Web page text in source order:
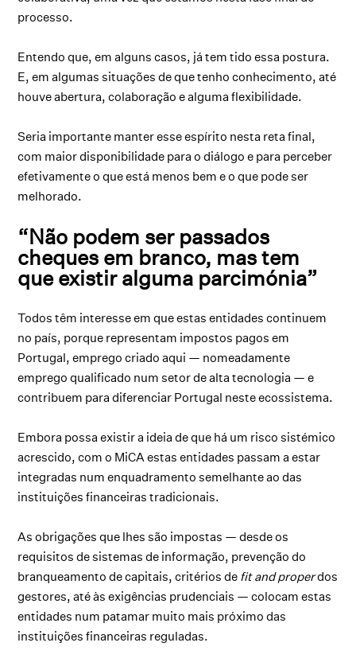
processo.
Entendo que, em alguns casos, já tem tido essa postura.
E, em algumas situações de que tenho conhecimento, até
houve abertura, colaboração e alguma flexibilidade.
Seria importante manter esse espírito nesta reta final,
com maior disponibilidade para o diálogo e para perceber
efetivamente o que está menos bem e o que pode ser
melhorado.
“Não podem ser passados
cheques em branco, mas tem
que existir alguma parcimónia”
Todos têm interesse em que estas entidades continuem
no país, porque representam impostos pagos em
Portugal, emprego criado aqui — nomeadamente
emprego qualificado num setor de alta tecnologia — e
contribuem para diferenciar Portugal neste ecossistema.
Embora possa existir a ideia de que há um risco sistémico
acrescido, com o MiCA estas entidades passam a estar
integradas num enquadramento semelhante ao das
instituições financeiras tradicionais.
As obrigações que lhes são impostas — desde os
requisitos de sistemas de informação, prevenção do
branqueamento de capitais, critérios de fit and properdos
gestores, até às exigências prudenciais — colocam estas
entidades num patamar muito mais próximo das
instituições financeiras reguladas.